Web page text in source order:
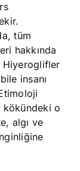
tüm
hakkında
Hiyeroglifler
insanı
kökündeki o
algı ve